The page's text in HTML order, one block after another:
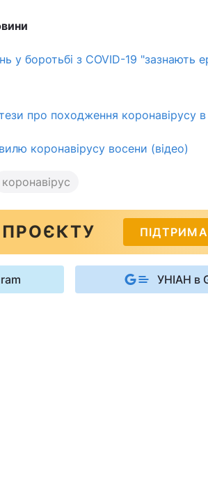
у боротьбі з COVID-19 "зазнають
про походження коронавірусу в
коронавірусу восени (відео)
коронавірус
УНІАН в